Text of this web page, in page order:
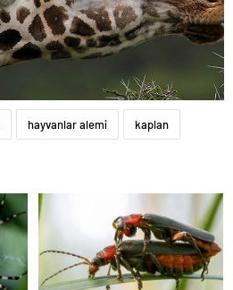
hayvanlar alemi kaplan